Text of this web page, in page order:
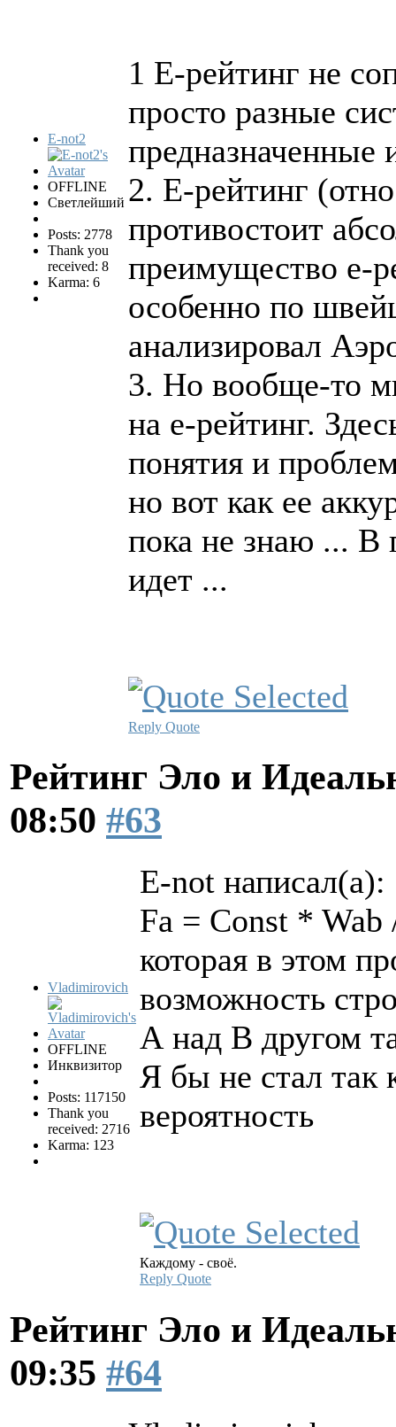
E-not2
OFFLINE
Светлейший
Posts: 2778
Thank you
received: 8
Karma: 6
1 Е-рейтинг не
просто разные
предназначенные
2. Е-рейтинг
противостоит
преимущество е-
особенно по
анализировал
3. Но вообще-то
на е-рейтинг.
понятия и
но вот как ее
пока не знаю ... В
идет ...
Reply Quote
Рейтинг Эло и
08:50 #63
Vladimirovich
OFFLINE
Инквизитор
Posts: 117150
Thank you
received: 2716
Karma: 123
E-not написал(а):
Fa = Const *
которая в этом
возможность
А над B другом
Я бы не стал так
вероятность
Каждому - своё.
Reply Quote
Рейтинг Эло и
09:35 #64